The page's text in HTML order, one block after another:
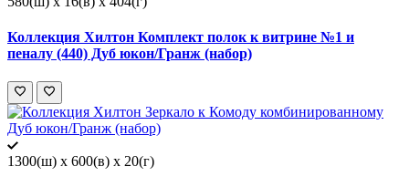
Коллекция Хилтон Комплект полок к витрине №1 и
пеналу (440) Дуб юкон/Гранж (набор)
1300(ш) x 600(в) x 20(г)